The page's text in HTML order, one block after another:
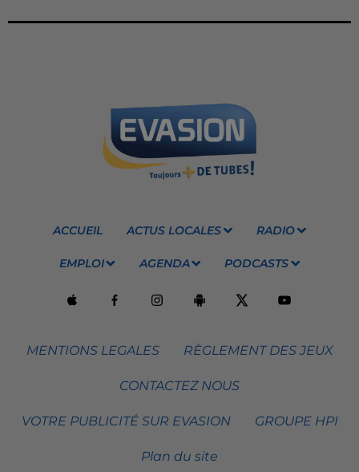
ACCUEIL ACTUS LOCALES RADIO
EMPLOI AGENDA PODCASTS
MENTIONS LEGALES RÈGLEMENT DES JEUX
CONTACTEZ NOUS
VOTRE PUBLICITÉ SUR EVASION GROUPE HPI
Plan du site